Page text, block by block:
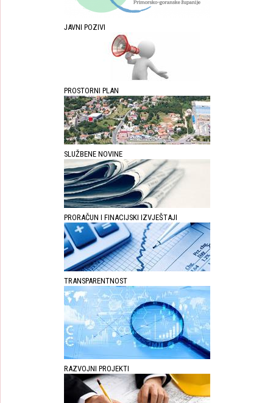
JAVNI POZIVI
PROSTORNI PLAN
SLUŽBENE NOVINE
PRORAČUN I FINACIJSKI IZVJEŠTAJI
TRANSPARENTNOST
RAZVOJNI PROJEKTI